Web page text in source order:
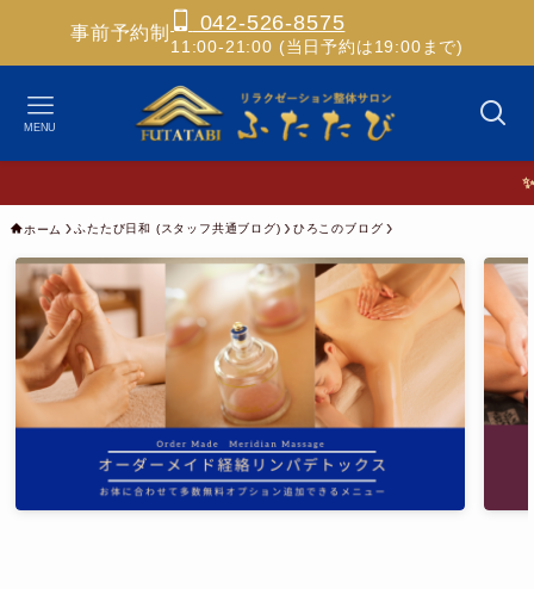
事前予約制 042-526-8575
11:00-21:00 (当日予約は19:00まで)
MENU
✨ホス
ホーム ふたたび日和 (スタッフ共通ブログ) ひろこのブログ